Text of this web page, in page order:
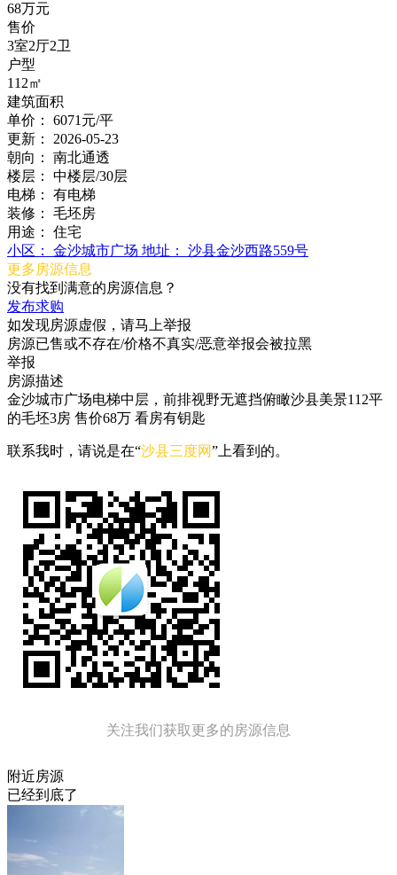
68万元
售价
3室2厅2卫
户型
112㎡
建筑面积
单价：
6071元/平
更新：
2026-05-23
朝向：
南北通透
楼层：
中楼层/30层
电梯：
有电梯
装修：
毛坯房
用途：
住宅
小区：
金沙城市广场 地址：
沙县金沙西路559号
更多房源信息
没有找到满意的房源信息？
发布求购
如发现房源虚假，请马上举报
房源已售或不存在/价格不真实/恶意举报会被拉黑
举报
房源描述
金沙城市广场电梯中层，前排视野无遮挡俯瞰沙县美景112平
的毛坯3房 售价68万 看房有钥匙
联系我时，请说是在“沙县三度网”上看到的。
关注我们获取更多的房源信息
附近房源
已经到底了